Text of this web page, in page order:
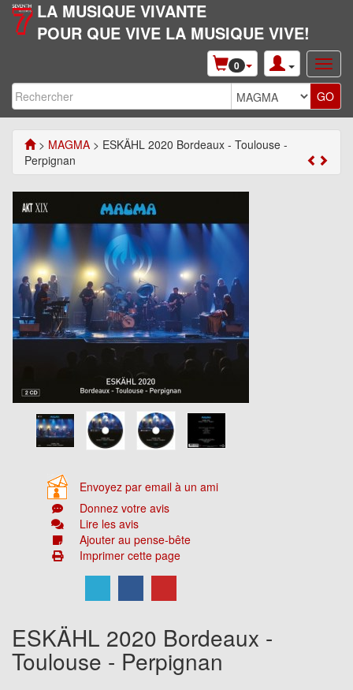
LA MUSIQUE VIVANTE
POUR QUE VIVE LA MUSIQUE VIVE!
0
> MAGMA > ESKÄHL 2020 Bordeaux - Toulouse -
Perpignan
Envoyez par email à un ami
Donnez votre avis
Lire les avis
Ajouter au pense-bête
Imprimer cette page
ESKÄHL 2020 Bordeaux -
Toulouse - Perpignan